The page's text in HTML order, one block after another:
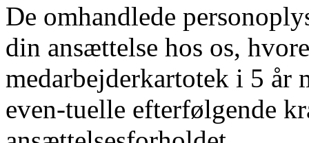
De omhandlede
din ansættelse hos os,
medarbejderkartotek i 5 år
even-tuelle efterfølgende